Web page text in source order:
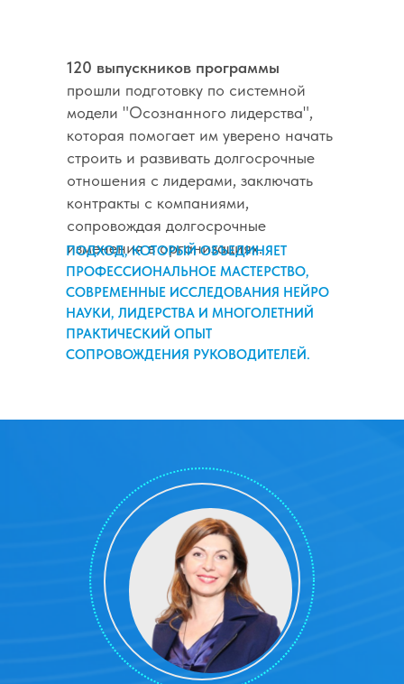
120 выпускников программы
прошли подготовку по системной
модели "Осознанного лидерства",
которая помогает им уверено начать
строить и развивать долгосрочные
отношения с лидерами, заключать
контракты с компаниями,
сопровождая долгосрочные
изменения в организациях.
ПОДХОД, КОТОРЫЙ ОБЪЕДИНЯЕТ
ПРОФЕССИОНАЛЬНОЕ МАСТЕРСТВО,
СОВРЕМЕННЫЕ ИССЛЕДОВАНИЯ НЕЙРО
НАУКИ, ЛИДЕРСТВА И МНОГОЛЕТНИЙ
ПРАКТИЧЕСКИЙ ОПЫТ
СОПРОВОЖДЕНИЯ РУКОВОДИТЕЛЕЙ.